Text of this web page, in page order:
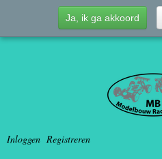
Inloggen Registreren
Ja, ik ga akkoord